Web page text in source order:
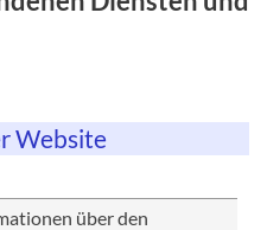
Website
über den